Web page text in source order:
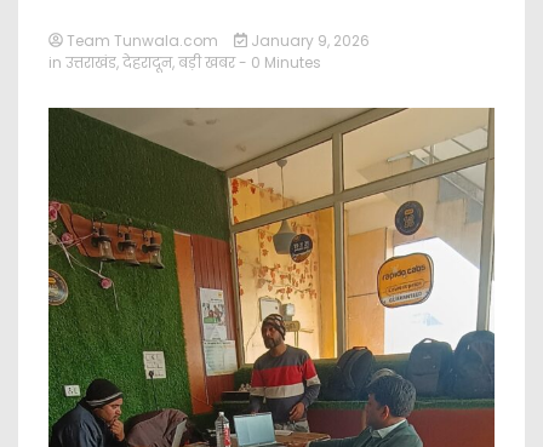
Team Tunwala.com
January 9, 2026
in उत्तराखंड,देहरादून,बड़ी खबर - 0 Minutes